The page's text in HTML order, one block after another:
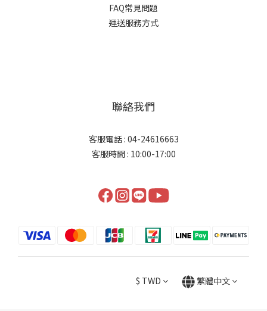
FAQ常見問題
運送服務方式
聯絡我們
客服電話 : 04-24616663
客服時間 : 10:00-17:00
$ TWD 繁體中文